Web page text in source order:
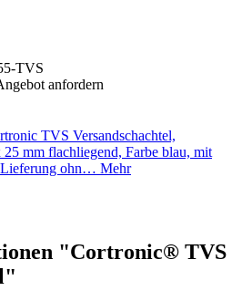
TVS
anfordern
TVS Versandschachtel,
mm flachliegend, Farbe blau, mit
ohn… Mehr
"Cortronic® TVS